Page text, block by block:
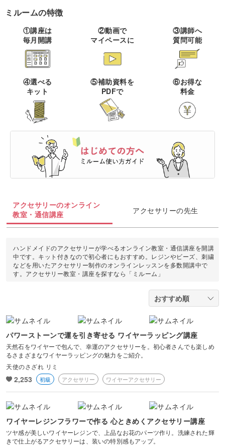
刺し子
クロスステッチ
オートクチュール刺繍
リボン刺繍
ビーズ刺繍
フランス刺繍
ソウタシエ
マクラメ
クラフトバンド
あみぐるみ
和裁
洋裁
アクリル絵の具
アルコールインクアート
コピック
パステルアート
水彩画
デジタルイラスト
日本画
ミニチュアフード
ミニチュア雑貨
ドールハウス
すべて
ネイル検定
スカルプネイル
ネイルケア
ジェルネイル
すべて
プラバンアクセサリー
クレイ
レジンアクセサリー
ワイヤーアクセサリー
ビーズアクセサリー
キャンドル
すべて
キャンドルホルダー
マーブルキャンドル
スイーツキャンドル
ソイキャンドル
ジェルキャンドル
韓国キャンドル
アロマキャンドル
サシェ
すべて
カリグラフィー
レタリング
絵付け・ペインティ
ング
すべて
ポーセラーツ
上絵付け
書道・ペン字
すべて
ペン字
すべて
ペーパーアート
切り絵
折り紙
すべて
石鹸作り
羊毛フェルト
つまみ細工
レザークラフト
ぬいぐるみ
ライフスタイル
整理収納・片付け
占い
フラワーアレンジメント
アロマ・ハーブ
パーソナルカラー
暮らし
フィットネス
ピラティス
クッキング
パン
洋菓子
和菓子
ブランディング
EC・集客
Webデザイン
カメラ・写真
すべて
カメラその他
カメラ基礎
構図
光・ライティング
風景・スナップ
物撮り・テーブルフォト
ポートレート
ミルームの特徴
①講座は
毎月開講
②動画で
マイペースに
③講師へ
質問可能
④選べる
キット
⑤補助資料を
PDFで
⑥お得な
料金
アクセサリーのオンライン
教室・通信講座
アクセサリーの先生
ハンドメイドのアクセサリーが学べるオンライン教室・通信講座を開講
中です。キット付きなので初心者にもおすすめ。レジンやビーズ、刺繍
などを用いたアクセサリー制作のオンラインレッスンを多数開講中で
す。アクセサリー教室・講座を探すなら「ミルーム」
パワーストーンで運を引き寄せる ワイヤーラッピング講座
天然石をワイヤーで包んで、幸運のアクセサリーを。初心者さんでも楽しめ
るさまざまなワイヤーラッピングの魅力をご紹介。
天使のさざれ リミ
2,253 初級 アクセサリー ワイヤーアクセサリー
ワイヤーレジンフラワーで作る 心ときめくアクセサリー講座
ツヤ感が美しいワイヤーレジンで、上品なお花のパーツ作り。洗練された輝
きで仕上がるアクセサリーは、装いの特別感もアップ。